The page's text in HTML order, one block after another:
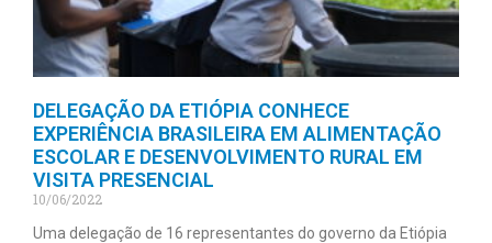
DELEGAÇÃO DA ETIÓPIA CONHECE
EXPERIÊNCIA BRASILEIRA EM ALIMENTAÇÃO
ESCOLAR E DESENVOLVIMENTO RURAL EM
VISITA PRESENCIAL
10/06/2022
Uma delegação de 16 representantes do governo da Etiópia